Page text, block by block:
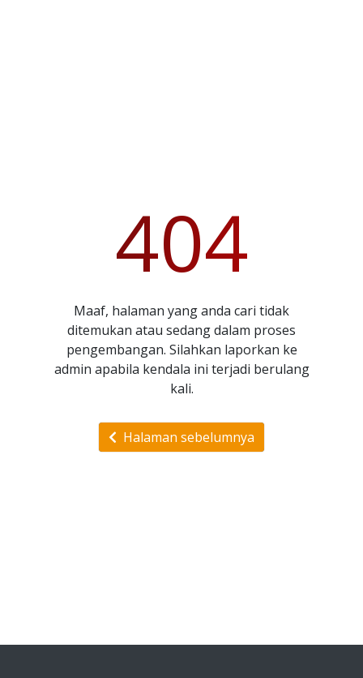
404
Maaf, halaman yang anda cari tidak
ditemukan atau sedang dalam proses
pengembangan. Silahkan laporkan ke
admin apabila kendala ini terjadi berulang
kali.
Halaman sebelumnya